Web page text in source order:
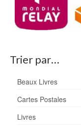
Trier par…
Beaux Livres
Cartes Postales
Livres